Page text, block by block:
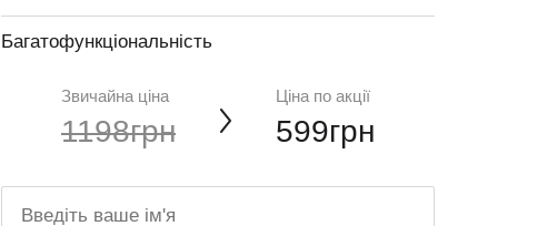
Багатофункціональність
Звичайна ціна
1198грн
Ціна по акції
599грн